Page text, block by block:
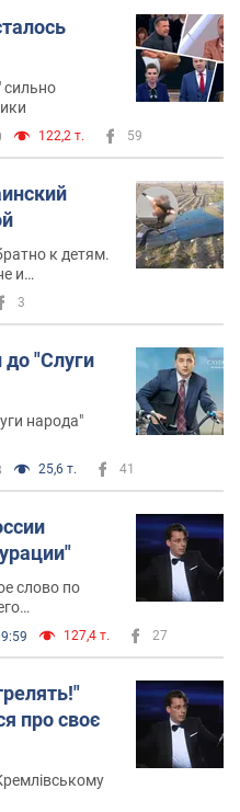
сильно
122,2 т. 59
к детям.
и
дома в Канаде
3
до "Слуги
народа"
25,6 т. 41
слово по
127,4 т. 27
про своє